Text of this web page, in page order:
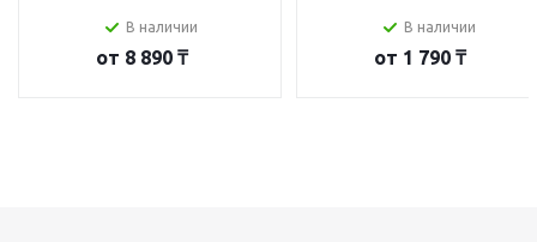
В наличии
от 8 890 ₸
В наличии
от 1 790 ₸